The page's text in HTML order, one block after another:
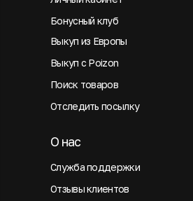
Бонусный клуб
Выкуп из Европы
Выкуп с Poizon
Поиск товаров
Отследить посылку
Служба поддержки
О нас
Отзывы клиентов